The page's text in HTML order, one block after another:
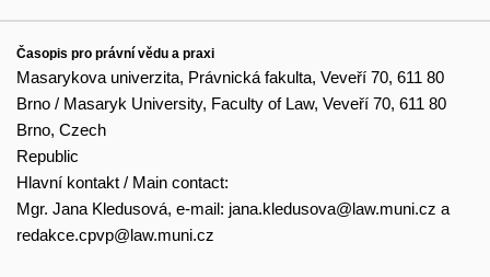
Časopis pro právní vědu a praxi
Masarykova univerzita, Právnická fakulta, Veveří 70, 611 80
Brno / Masaryk University, Faculty of Law, Veveří 70, 611 80
Brno, Czech
Republic
Hlavní kontakt / Main contact:
Mgr. Jana Kledusová, e-mail: jana.kledusova@law.muni.cz a
redakce.cpvp@law.muni.cz